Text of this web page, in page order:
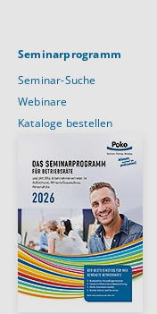
Seminarprogramm
Seminar-Suche
Webinare
Kataloge bestellen